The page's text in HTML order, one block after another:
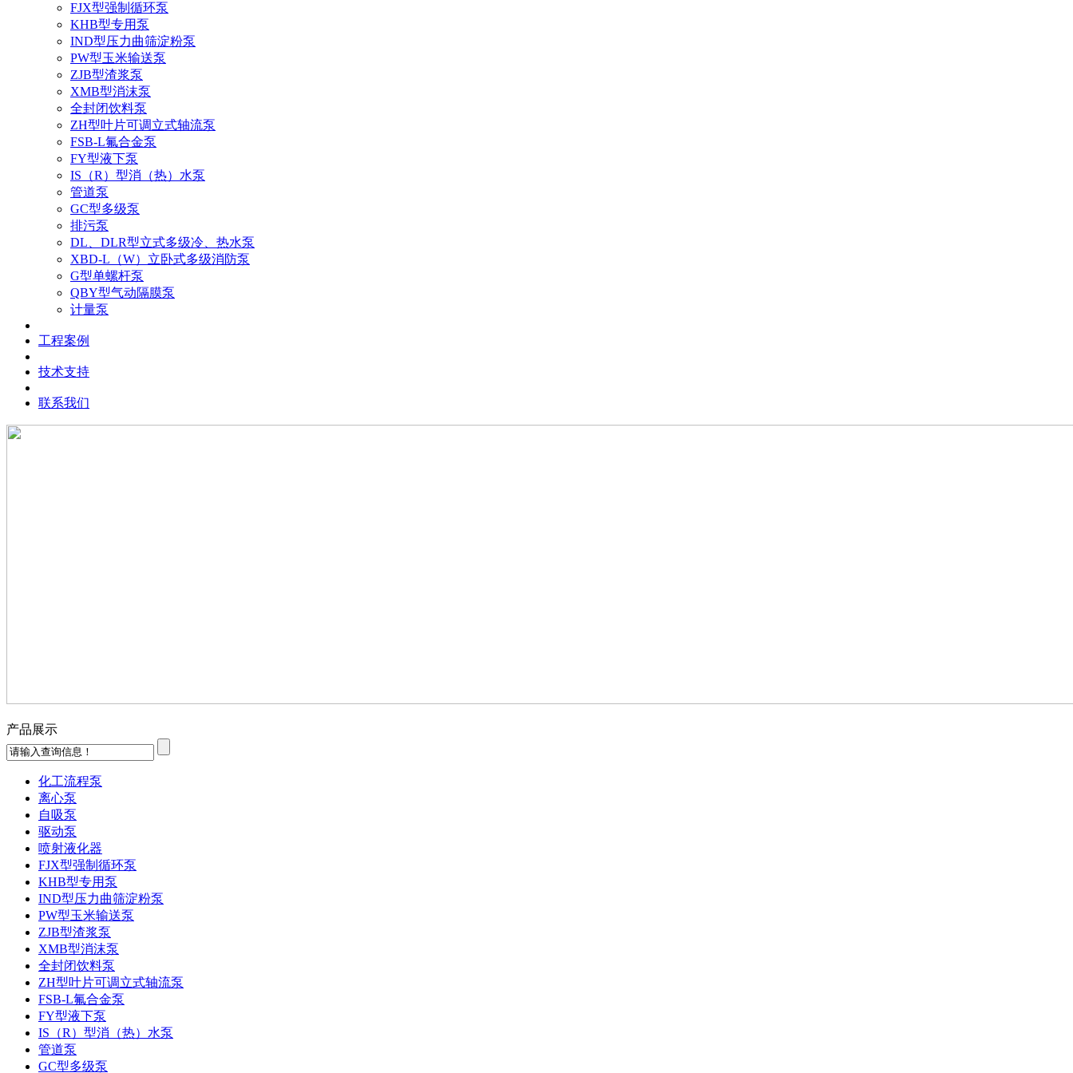
FJX型强制循环泵
KHB型专用泵
IND型压力曲筛淀粉泵
PW型玉米输送泵
ZJB型渣浆泵
XMB型消沫泵
全封闭饮料泵
ZH型叶片可调立式轴流泵
FSB-L氟合金泵
FY型液下泵
IS（R）型消（热）水泵
管道泵
GC型多级泵
排污泵
DL、DLR型立式多级冷、热水泵
XBD-L（W）立卧式多级消防泵
G型单螺杆泵
QBY型气动隔膜泵
计量泵
工程案例
技术支持
联系我们
产品展示
化工流程泵
离心泵
自吸泵
驱动泵
喷射液化器
FJX型强制循环泵
KHB型专用泵
IND型压力曲筛淀粉泵
PW型玉米输送泵
ZJB型渣浆泵
XMB型消沫泵
全封闭饮料泵
ZH型叶片可调立式轴流泵
FSB-L氟合金泵
FY型液下泵
IS（R）型消（热）水泵
管道泵
GC型多级泵